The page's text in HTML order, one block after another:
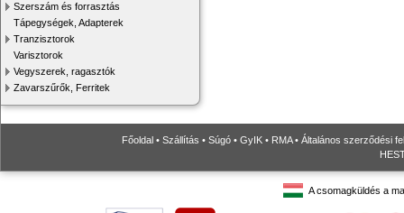
Szerszám és forrasztás
Tápegységek, Adapterek
Tranzisztorok
Varisztorok
Vegyszerek, ragasztók
Zavarszűrők, Ferritek
Főoldal • Szállítás • Súgó • GyIK • RMA• Általános szerződési
A csomagküldés a